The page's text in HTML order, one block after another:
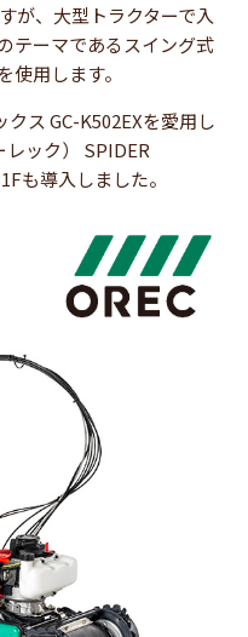
が、大型トラクターで入
テーマであるスイング式
用します。
ス GC-K502EXを愛用し
ック） SPIDER
も導入しました。